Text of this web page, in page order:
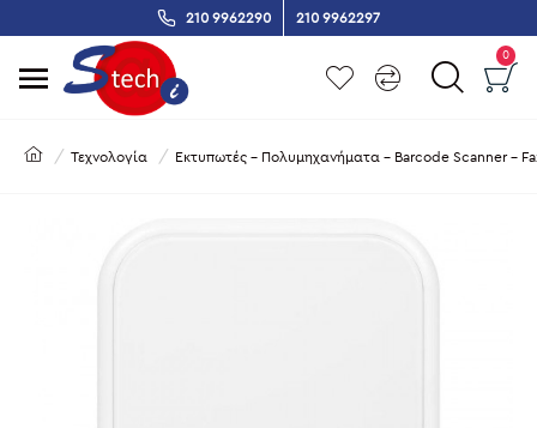
210 9962290 210 9962297
0
Τεχνολογία Εκτυπωτές - Πολυμηχανήματα - Barcode Scanner -